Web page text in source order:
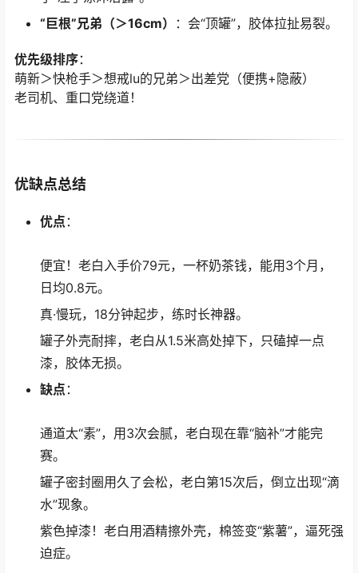
“巨根”兄弟（＞16cm）
：会“顶罐”，胶体拉扯易裂。
优先级排序：
萌新＞快枪手＞想戒lu的兄弟＞出差党（便携+隐蔽）
老司机、重口党绕道！
优缺点总结
优点 ：
便宜！老白入手价79元，一杯奶茶钱，能用3个月，
日均0.8元。
真·慢玩，18分钟起步，练时长神器。
罐子外壳耐摔，老白从1.5米高处掉下，只磕掉一点
漆，胶体无损。
缺点 ：
通道太“素”，用3次会腻，老白现在靠“脑补”才能完
赛。
罐子密封圈用久了会松，老白第15次后，倒立出现“滴
水”现象。
紫色掉漆！老白用酒精擦外壳，棉签变“紫薯”，逼死强
迫症。